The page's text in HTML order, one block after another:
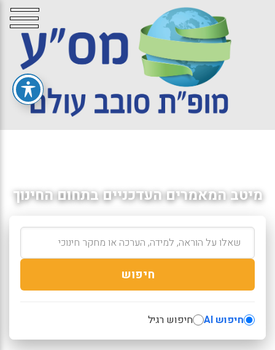
מיטב המאמרים העדכניים בתחום החינוך
חיפוש
חיפוש AI חיפוש רגיל